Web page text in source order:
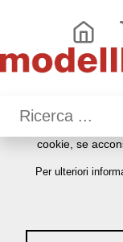
WAGEN, GLEISE &
QUESTO
Sul nostro sito
necessari
consentono di
aiutano a
cookie, se
Per ulteriori